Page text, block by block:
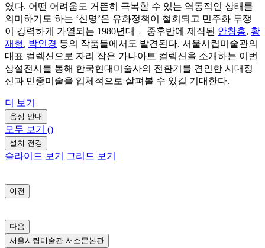
였다. 어떤 어려움도 거뜬히 극복할 수 있는 역동적인 상태를
의미하기도 하는 ‘신명’은 유화정책이 철회되고 민주화 투쟁
이 강력하게 가열되는 1980년대 중〮후반에 제작된 안창홍, 황
재형, 박인경 등의 작품들에서도 발견된다. 서울시립미술관의
대표 컬렉션으로 자리 잡은 가나아트 컬렉션을 소개하는 이번
상설전시를 통해 한국현대미술사의 전환기를 견인한 시대정
신과 민중미술을 입체적으로 살펴볼 수 있길 기대한다.
더 보기
음성 안내
모두 보기 ()
설치 전경
슬라이드 보기 그리드 보기
이전
다음
서울시립미술관 서소문본관